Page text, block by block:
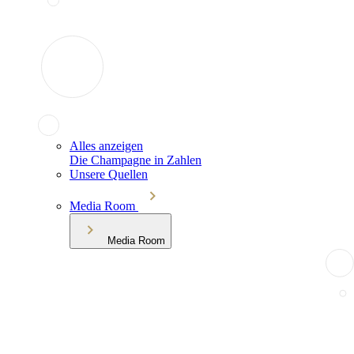
Alles anzeigen
Die Champagne in Zahlen
Unsere Quellen
Media Room
Media Room